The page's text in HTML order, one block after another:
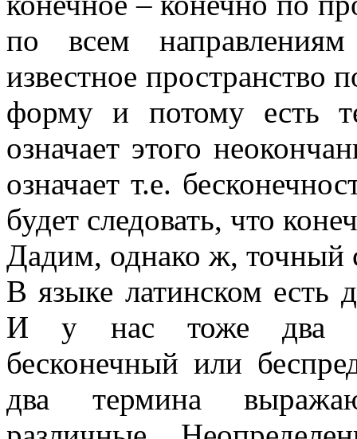
по всем направлениям
известное пространство
форму и потому есть
означает этого
означает т.е.
будет следовать, что
Дадим, однако ж, точный
В языке латинском есть
И у нас тоже два
бесконечный или
два термина